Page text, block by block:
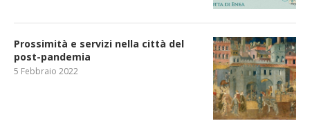
Prossimità e servizi nella città del
post-pandemia
5 Febbraio 2022